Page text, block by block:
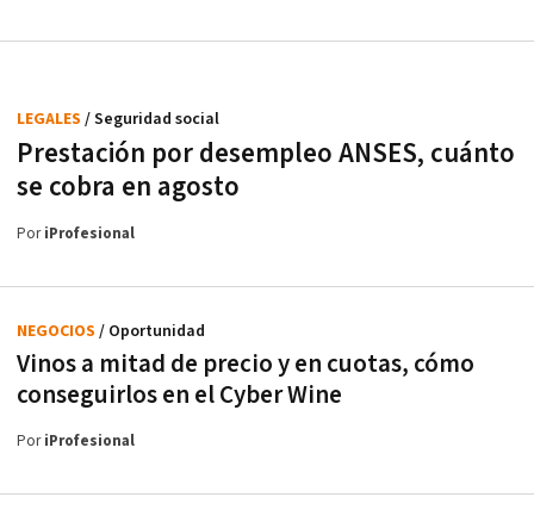
Prestación por desempleo ANSES, cuánto
se cobra en agosto
LEGALES / Seguridad social
PoriProfesional
Vinos a mitad de precio y en cuotas, cómo
conseguirlos en el Cyber Wine
NEGOCIOS / Oportunidad
PoriProfesional